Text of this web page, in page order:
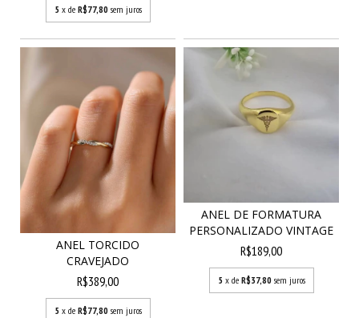
5 x de R$77,80 sem juros
ANEL TORCIDO
CRAVEJADO
R$389,00
5 x de R$77,80 sem juros
ANEL DE FORMATURA
PERSONALIZADO VINTAGE
R$189,00
5 x de R$37,80 sem juros